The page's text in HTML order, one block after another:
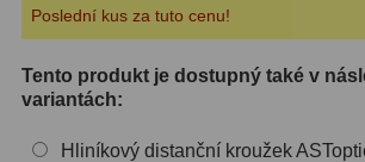
ED a Flat Field
Měřící, s mřížkou6
Poslední kus za tuto cenu!
Tento produkt je dostupný také v
variantách:
Hliníkový distanční kroužek